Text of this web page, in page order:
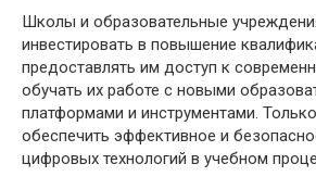
Школы и образовательные
инвестировать в повышение
предоставлять им доступ к
обучать их работе с новыми
платформами и инструментами.
обеспечить эффективное и
цифровых технологий в учебном